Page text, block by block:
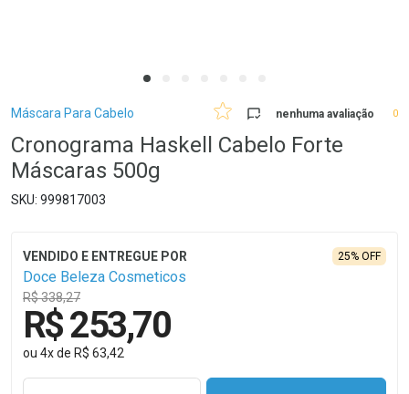
Breadcrumb
Máscara Para Cabelo nenhuma avaliação 0
Cronograma Haskell Cabelo Forte
Máscaras 500g
999817003
Doce Beleza Cosmeticos
R$ 338,27
25% OFF
R$ 253,70
ou 4xde R$ 63,42